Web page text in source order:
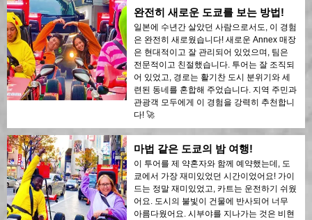
완전히 새로운 도쿄를 보는 방법!
일본에 수년간 살았던 사람으로서도, 이 경험
은 완전히 새로웠습니다! 새로운 Annex 매장
은 현대적이고 잘 관리되어 있었으며, 팀은
전문적이고 친절했습니다. 투어는 잘 조직되
어 있었고, 경로는 활기찬 도시 분위기와 세
련된 동네를 혼합해 주었습니다. 지역 주민과
관광객 모두에게 이 경험을 강력히 추천합니
다! 🚀
마법 같은 도쿄의 밤 여행!
이 투어를 제 약혼자와 함께 예약했는데, 도
쿄에서 가장 재미있었던 시간이었어요! 가이
드는 정말 재미있었고, 카트는 운전하기 쉬웠
어요. 도시의 불빛이 건물에 반사되어 너무
아름다웠어요. 시부야를 지나가는 것은 비현